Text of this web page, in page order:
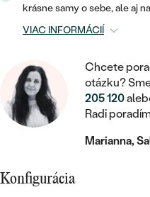
RUČNE RYTÉ
S VÝPLŇOU
SVADOBNÉ SETY
PODĽA CENY
CENOVO
LUXUSNÉ
ZAČAŤ S
ZAČAŤ S
ZAČAŤ S
PODĽA DRAHOKAMU
DIAMANT
LAB GROWN
DETSKÉ ŠPERKY
DOPLNKY
PODĽA MATERIÁLU
ZLATÉ
DETSKÉ
PODĽA DRAHOKAMU
S DIAMANTMI
S PERLAMI
MEDAILÓNY
V TVARE SRDCA
SO ZVIERATAMI
PODĽA DRAHOKAMU
PEČATNÉ
PODĽA DRAHOKAMU
S DIAMANTMI
S DRAHOKAMAMI
krásne samy o sebe, ale aj
VIAC INFORMÁCIÍ
Chcete
otázku?
205 120
Radi
Marianna,
Konfigurácia